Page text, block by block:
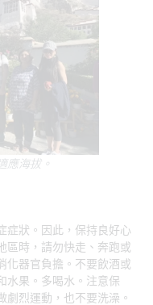
應海拔。
症狀。因此，保持良好心
區時，請勿快走、奔跑或
化器官負擔。不要飲酒或
水果。多喝水。注意保
劇烈運動，也不要洗澡。